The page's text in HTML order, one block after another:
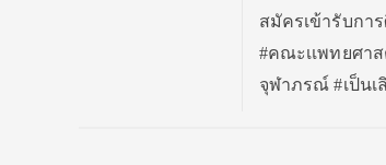
สมัครเข้ารับกา
#คณะเเพทยศา
จุฬาภรณ์ #เป็นเ